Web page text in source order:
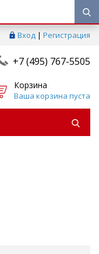
Вход | Регистрация
+7 (495) 767-5505
Корзина
Ваша корзина пуста